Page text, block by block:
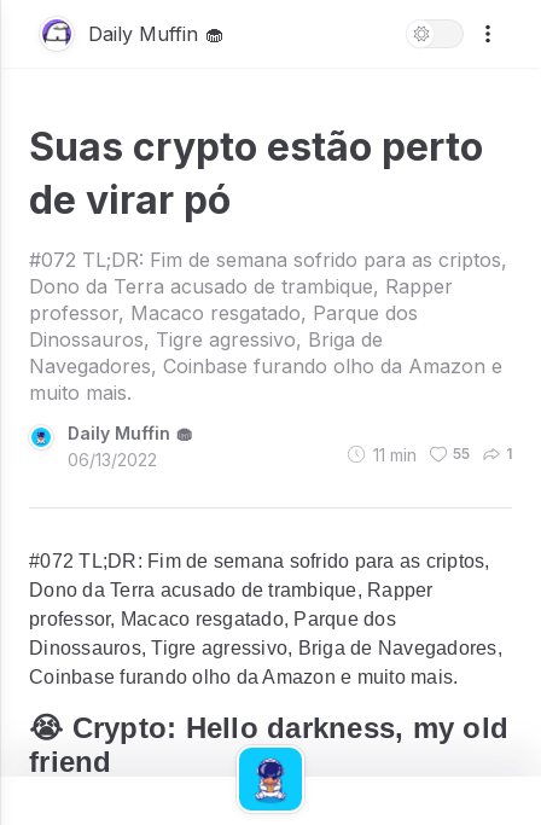
Daily Muffin 🧁
Suas crypto estão perto
de virar pó
#072 TL;DR: Fim de semana sofrido para as criptos,
Dono da Terra acusado de trambique, Rapper
professor, Macaco resgatado, Parque dos
Dinossauros, Tigre agressivo, Briga de
Navegadores, Coinbase furando olho da Amazon e
muito mais.
Daily Muffin 🧁
06/13/2022
11 min 55 1
#072 TL;DR: Fim de semana sofrido para as criptos,
Dono da Terra acusado de trambique, Rapper
professor, Macaco resgatado, Parque dos
Dinossauros, Tigre agressivo, Briga de Navegadores,
Coinbase furando olho da Amazon e muito mais.
😭 Crypto: Hello darkness, my old
friend
A semana começou daquele jeito, com o mercado